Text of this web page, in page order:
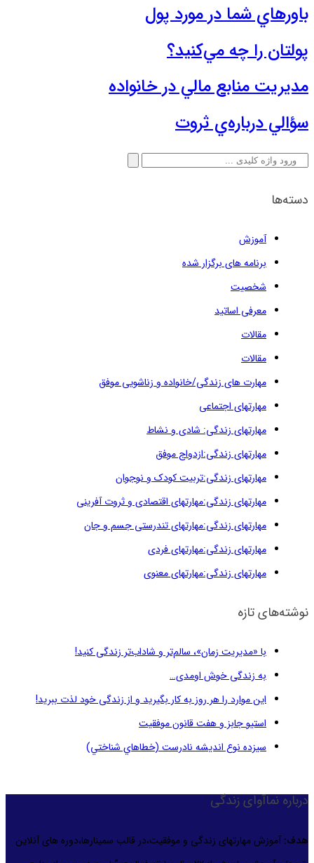
باورهاي شما در مورد پول
پولتان را چه مي‌كنيد؟
مديريت منابع مالي در خانواده
سؤالي درباره‌ي ثروت
جستجو
دسته‌ها
آموزش
برنامه های برگزار شده
شخصیت
معرفی اساتید
مقالات
مقالات
مهارت های زندگی/خانواده و زناشویی موفق
مهارتهای اجتماعی
مهارتهای زندگی: شادی و نشاط
مهارتهای زندگی:ازدواج موفق
مهارتهای زندگی:تربیت کودک و نوجوان
مهارتهای زندگی:مهارتهای اقتصادی و ثروت آفرینی
مهارتهای زندگی:مهارتهای تندرستی جسم و جان
مهارتهای زندگی:مهارتهای فردی
مهارتهای زندگی:مهارتهای معنوی
نوشته‌های تازه
با «مدیریت زمان»، سالم‌تر و شاداب‌تر زندگی کنید!
به زندگی خوش اومدی…
این موارد را هر روز به کار بگیرید و از زندگی خود لذت ببرید!
استیو جابز و هفت قانون موفقیت
سيزده نوع انديشه نادرست (خطاهاي شناختي)
درباره نماآوای زندگی
هدف:آموزش مهارتهای زندگی و موفقیت،در قالب سمینارها،دوره های آنلاین